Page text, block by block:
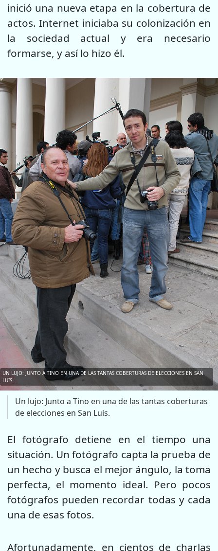
inició una nueva etapa en la cobertura de
actos. Internet iniciaba su colonización en
la sociedad actual y era necesario
formarse, y así lo hizo él.
UN LUJO: JUNTO A TINO EN UNA DE LAS TANTAS COBERTURAS DE ELECCIONES EN SAN
LUIS.
Un lujo: Junto a Tino en una de las tantas coberturas
de elecciones en San Luis.
El fotógrafo detiene en el tiempo una
situación. Un fotógrafo capta la prueba de
un hecho y busca el mejor ángulo, la toma
perfecta, el momento ideal. Pero pocos
fotógrafos pueden recordar todas y cada
una de esas fotos.
Afortunadamente, en cientos de charlas